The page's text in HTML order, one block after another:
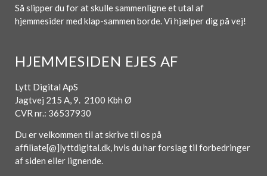
Så slipper du for at skulle sammenligne et utal af
hjemmesider med klap-sammen borde. Vi hjælper dig på vej!
HJEMMESIDEN EJES AF
Lytt Digital ApS
Jagtvej 215 A, 9. 2100 Kbh Ø
CVR nr.: 36537930
Du er velkommen til at skrive til os på
affiliate[@]lyttdigital.dk, hvis du har forslag til forbedringer
af siden eller lignende.